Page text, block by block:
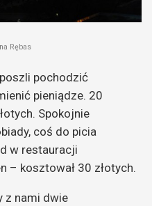
Rębas
pochodzić
pieniądze. 20
Spokojnie
coś do picia
w restauracji
– kosztował 30 złotych.
z nami dwie